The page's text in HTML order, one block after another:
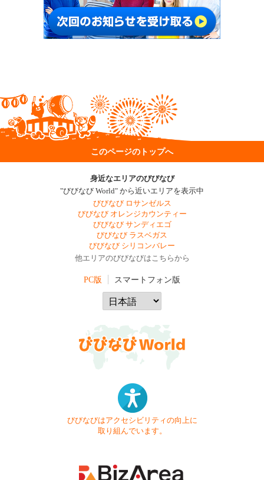
このページのトップへ
身近なエリアのびびなび
"びびなび World" から近いエリアを表示中
びびなび ロサンゼルス
びびなび オレンジカウンティー
びびなび サンディエゴ
びびなび ラスベガス
びびなび シリコンバレー
他エリアのびびなびはこちらから
PC版 スマートフォン版
びびなびはアクセシビリティの向上に
取り組んでいます。